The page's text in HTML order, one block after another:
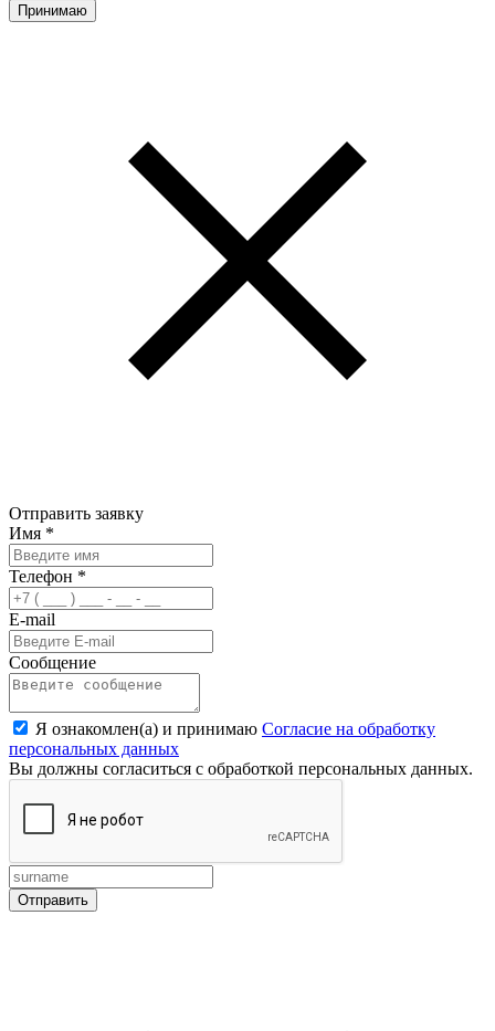
Принимаю
Отправить заявку
Имя *
Телефон *
E-mail
Сообщение
Я ознакомлен(а) и принимаю Согласие на обработку
персональных данных
Вы должны согласиться с обработкой персональных данных.